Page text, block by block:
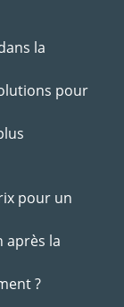
la
pour
pour un
après la
?